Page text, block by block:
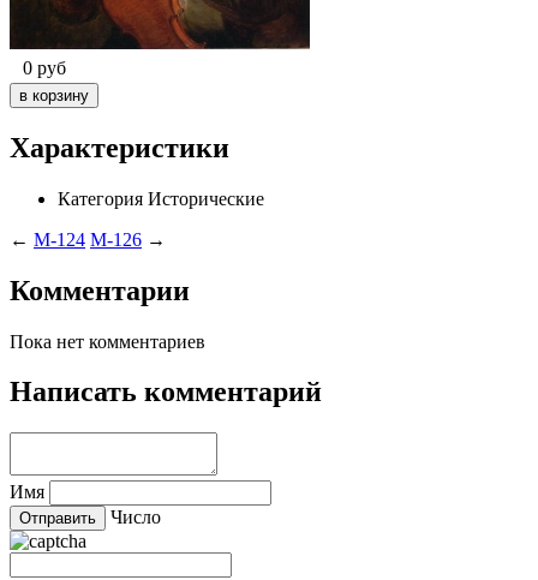
0 руб
Характеристики
Категория Исторические
← M-124 M-126 →
Комментарии
Пока нет комментариев
Написать комментарий
Имя
Число